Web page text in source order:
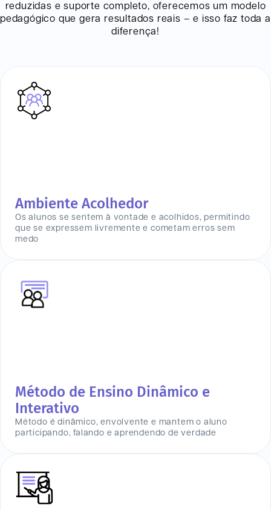
reduzidas e suporte completo, oferecemos um modelo
pedagógico que gera resultados reais – e isso faz toda a
diferença!
Ambiente Acolhedor
Os alunos se sentem à vontade e acolhidos, permitindo
que se expressem livremente e cometam erros sem
medo
Método de Ensino Dinâmico e
Interativo
Método é dinâmico, envolvente e mantem o aluno
participando, falando e aprendendo de verdade